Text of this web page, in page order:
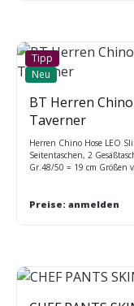
Tipp
Neu
BT Herren
Taverner
Herren Chino Hose LEO
Seitentaschen, 2
Gr.48/50 = 19 cm Größen
Preise: anmelden